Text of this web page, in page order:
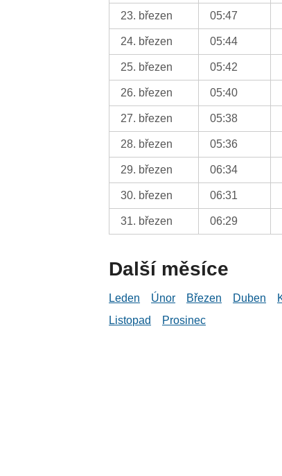
23. březen 05:47
24. březen 05:44
25. březen 05:42
26. březen 05:40
27. březen 05:38
28. březen 05:36
29. březen 06:34
30. březen 06:31
31. březen 06:29
Další měsíce
Leden Únor Březen Duben
Listopad
Prosinec